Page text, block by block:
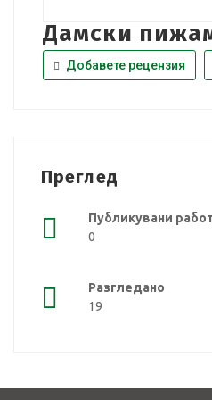
Дамски
Добавете рецензия
Преглед
Публикувани
0
Разгледано
19